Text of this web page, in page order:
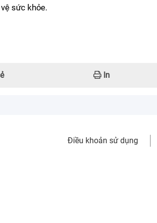
sức khỏe.
In
Điều khoản sử dụng